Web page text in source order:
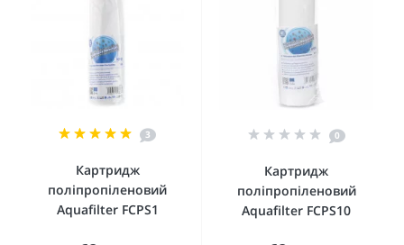
3
Картридж
поліпропіленовий
Aquafilter FCPS1
0
Картридж
поліпропіленовий
Aquafilter FCPS10